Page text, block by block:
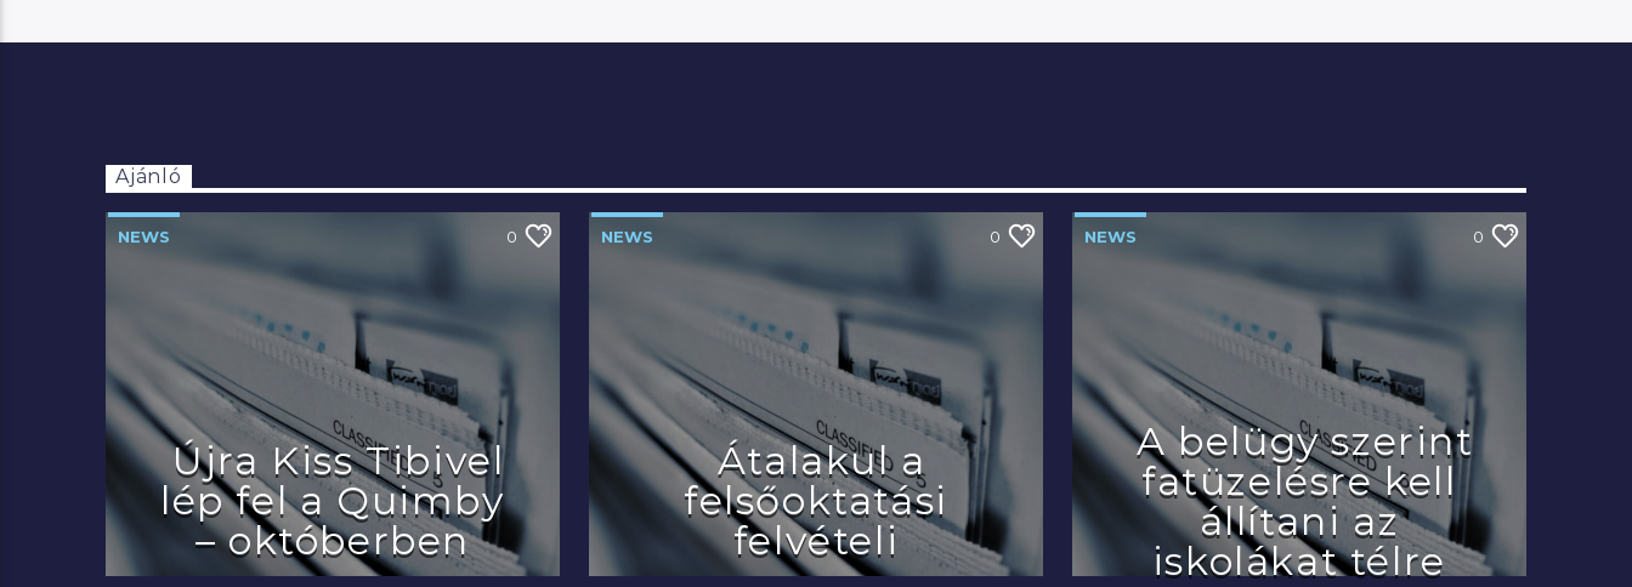
Ajánló
NEWS 0
Újra Kiss Tibivel
lép fel a Quimby
– októberben
NEWS 0
Átalakul a
felsőoktatási
felvételi
NEWS 0
A belügy szerint
fatüzelésre kell
állítani az
iskolákat télre